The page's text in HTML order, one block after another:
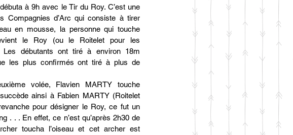
à 9h avec le Tir du Roy. C’est une
Compagnies d’Arc qui consiste à tirer
en mousse, la personne qui touche
le Roy (ou le Roitelet pour les
Les débutants ont tiré à environ 18m
les plus confirmés ont tiré à plus de
volée, Flavien MARTY touche
ainsi à Fabien MARTY (Roitelet
pour désigner le Roy, ce fut un
. . . En effet, ce n’est qu’après 2h30 de
toucha l’oiseau et cet archer est